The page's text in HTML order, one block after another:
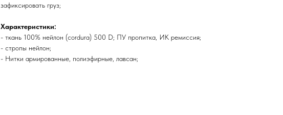
зафиксировать груз;
Характеристики:
- ткань 100% нейлон (сordura) 500 D; ПУ пропитка, ИК ремиссия;
- стропы нейлон;
- Нитки армированные, полиэфирные, лавсан;